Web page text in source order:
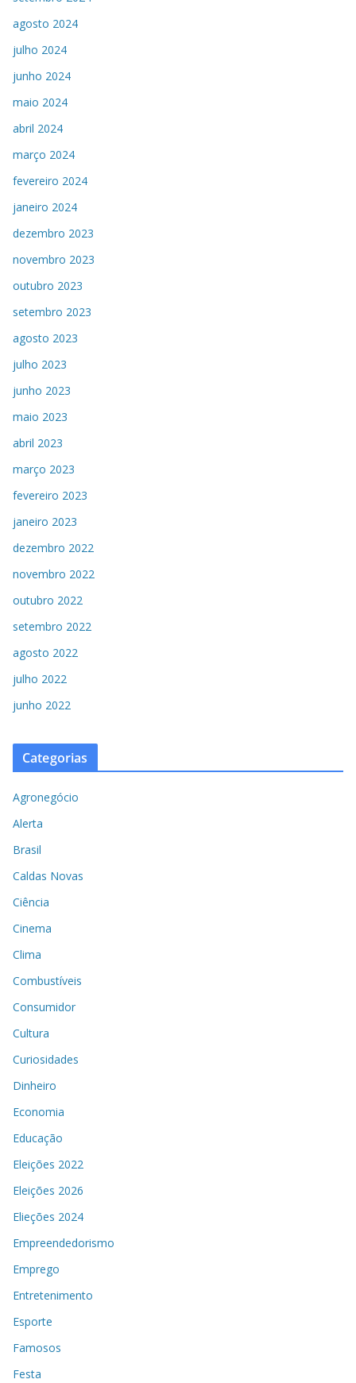
agosto 2024
julho 2024
junho 2024
maio 2024
abril 2024
março 2024
fevereiro 2024
janeiro 2024
dezembro 2023
novembro 2023
outubro 2023
setembro 2023
agosto 2023
julho 2023
junho 2023
maio 2023
abril 2023
março 2023
fevereiro 2023
janeiro 2023
dezembro 2022
novembro 2022
outubro 2022
setembro 2022
agosto 2022
julho 2022
junho 2022
Categorias
Agronegócio
Alerta
Brasil
Caldas Novas
Ciência
Cinema
Clima
Combustíveis
Consumidor
Cultura
Curiosidades
Dinheiro
Economia
Educação
Eleições 2022
Eleições 2026
Elieções 2024
Empreendedorismo
Emprego
Entretenimento
Esporte
Famosos
Festa